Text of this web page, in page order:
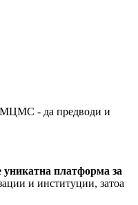
МЦМС - да предводи и
уникатна платформа за
и институции, затоа